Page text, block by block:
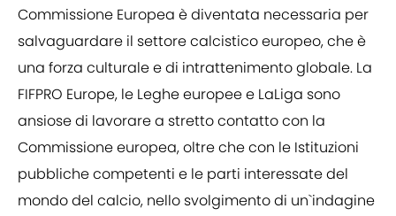
Commissione Europea è diventata necessaria per
salvaguardare il settore calcistico europeo, che è
una forza culturale e di intrattenimento globale. La
FIFPRO Europe, le Leghe europee e LaLiga sono
ansiose di lavorare a stretto contatto con la
Commissione europea, oltre che con le Istituzioni
pubbliche competenti e le parti interessate del
mondo del calcio, nello svolgimento di un`indagine